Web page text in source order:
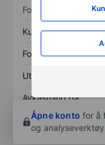
Forholdstall
Kurs/salg
Fortjeneste per aksje
Utbytte per aksje
Avkastning på
egenkapital
Åpne konto for å
og